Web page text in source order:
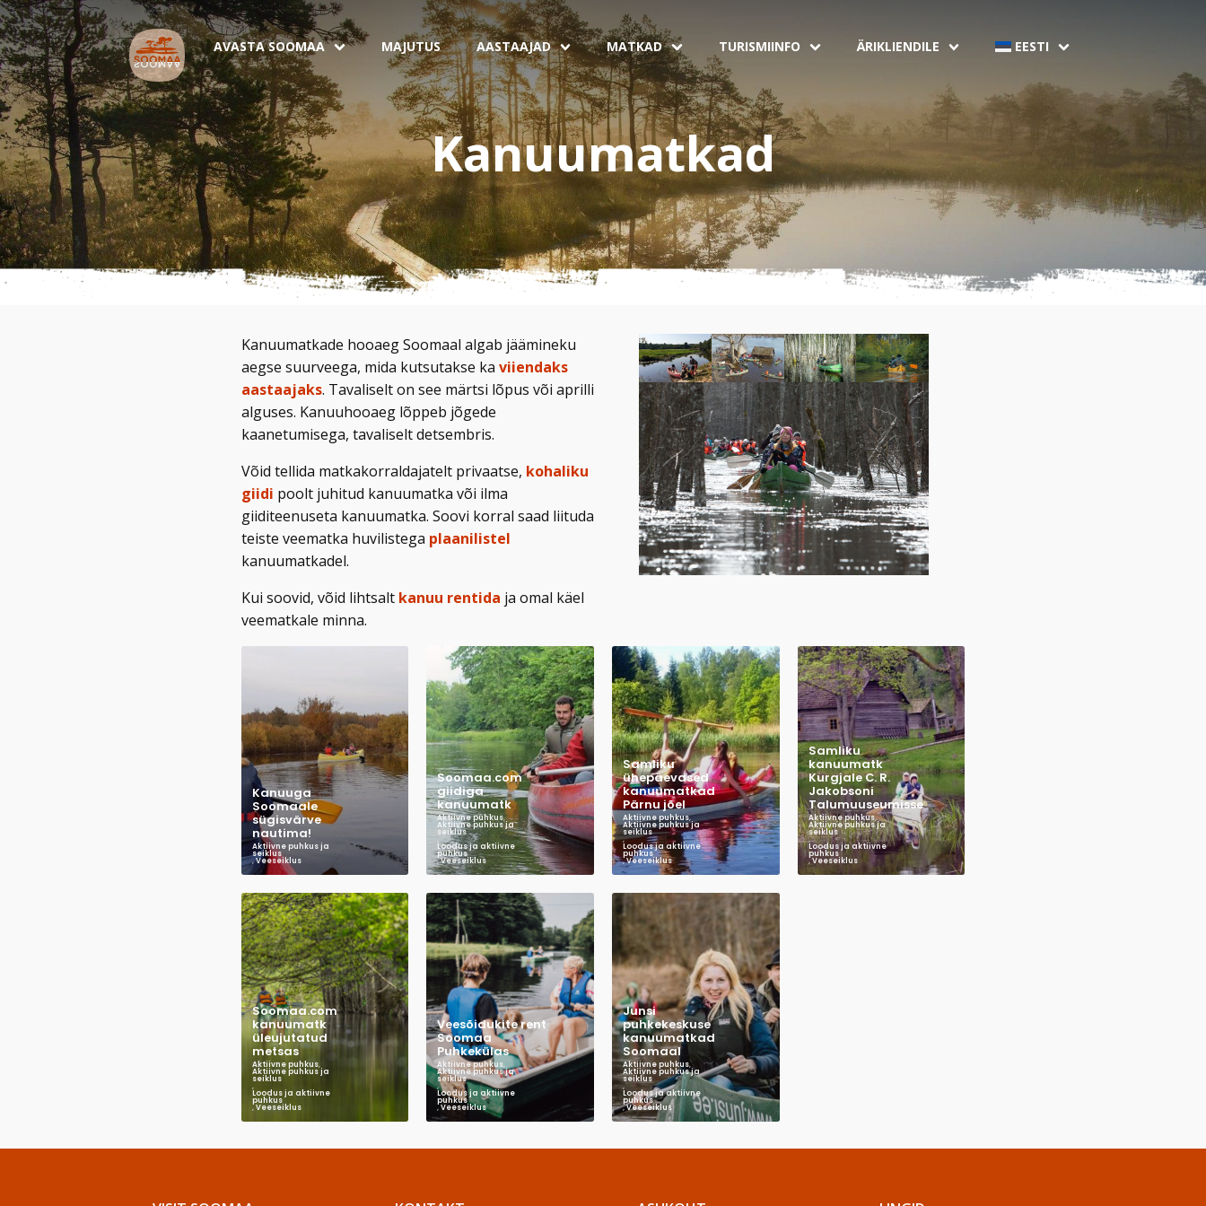
AVASTA SOOMAA MAJUTUS AASTAAJAD MATKAD TURISMIINFO ÄRIKLIENDILE EESTI
Kanuumatkad
Kanuumatkade hooaeg Soomaal algab jäämineku
aegse suurveega, mida kutsutakse ka viiendaks
aastaajaks. Tavaliselt on see märtsi lõpus või aprilli
alguses. Kanuuhooaeg lõppeb jõgede
kaanetumisega, tavaliselt detsembris.
Võid tellida matkakorraldajatelt privaatse, kohaliku
giidi poolt juhitud kanuumatka või ilma
giiditeenuseta kanuumatka. Soovi korral saad liituda
teiste veematka huvilistega plaanilistel
kanuumatkadel.
Kui soovid, võid lihtsalt kanuu rentida ja omal käel
veematkale minna.
Kanuuga
Soomaale
sügisvärve
nautima!
Aktiivne puhkus ja
seiklus
,Veeseiklus
Soomaa.com
giidiga
kanuumatk
Aktiivne puhkus,
Aktiivne puhkus ja
seiklus
Loodus ja aktiivne
puhkus
,Veeseiklus
Samliku
ühepäevased
kanuumatkad
Pärnu jõel
Aktiivne puhkus,
Aktiivne puhkus ja
seiklus
,
Loodus ja aktiivne
puhkus
,Veeseiklus
Samliku
kanuumatk
Kurgjale C. R.
Jakobsoni
Talumuuseumisse
Aktiivne puhkus,
Aktiivne puhkus ja
seiklus
,
Loodus ja aktiivne
puhkus
,Veeseiklus
Soomaa.com
kanuumatk
üleujutatud
metsas
Aktiivne puhkus,
Aktiivne puhkus ja
seiklus
Loodus ja aktiivne
puhkus
,Veeseiklus
Veesõidukite rent
Soomaa
Puhkekülas
Aktiivne puhkus
Aktiivne puhkus ja
seiklus
,
Loodus ja aktiivne
puhkus
,Veeseiklus
Junsi
puhkekeskuse
kanuumatkad
Soomaal
Aktiivne puhkus,
Aktiivne puhkus ja
seiklus
,
Loodus ja aktiivne
puhkus
,Veeseiklus